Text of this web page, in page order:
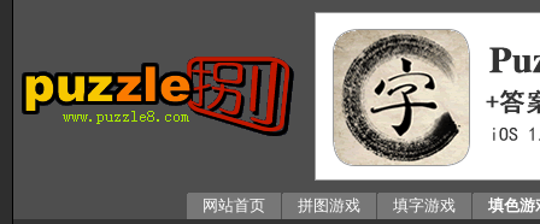
网站首页 拼图游戏 填字游戏 填色游